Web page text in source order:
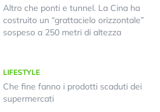
Altro che ponti e tunnel. La Cina ha
costruito un “grattacielo orizzontale”
sospeso a 250 metri di altezza
LIFESTYLE
Che fine fanno i prodotti scaduti dei
supermercati